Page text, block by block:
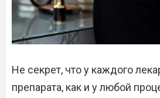
Не секрет, что у каждого
препарата, как и у любой